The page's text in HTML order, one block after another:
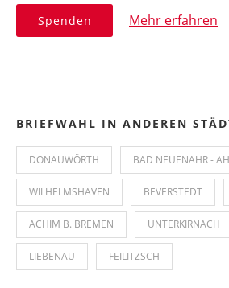
Spenden Mehr erfahren
BRIEFWAHL IN ANDEREN
DONAUWÖRTH BAD NEUENAHR -
WILHELMSHAVEN BEVERSTEDT
ACHIM B. BREMEN UNTERKIRNACH
LIEBENAU FEILITZSCH